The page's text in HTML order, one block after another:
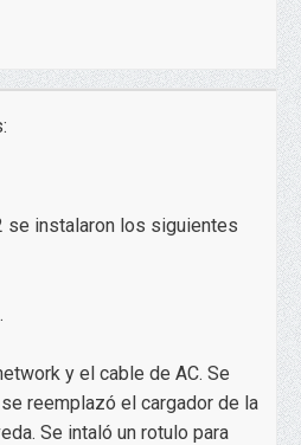
se instalaron los siguientes
y el cable de AC. Se
reemplazó el cargador de la
Se intaló un rotulo para